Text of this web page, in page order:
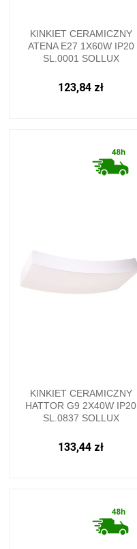
KINKIET CERAMICZNY
ATENA E27 1X60W IP20
SL.0001 SOLLUX
123,84 zł
KINKIET CERAMICZNY
HATTOR G9 2X40W IP20
SL.0837 SOLLUX
133,44 zł